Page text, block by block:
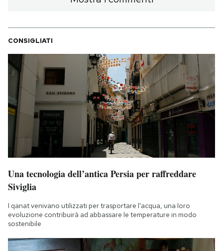
CONSIGLIATI
Una tecnologia dell’antica Persia per raffreddare
Siviglia
I qanat venivano utilizzati per trasportare l'acqua, una loro
evoluzione contribuirà ad abbassare le temperature in modo
sostenibile